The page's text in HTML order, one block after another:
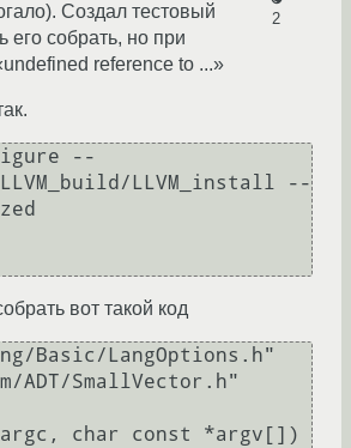
2
Создал тестовый
собрать, но при
reference to ...»
LLVM_build/LLVM_install --
вот такой код
Basic/LangOptions.h"
ADT/SmallVector.h"
char const *argv[])